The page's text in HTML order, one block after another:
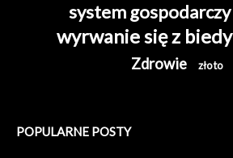
system gospodarczy
wyrwanie się z biedy
Zdrowie złoto
POPULARNE POSTY